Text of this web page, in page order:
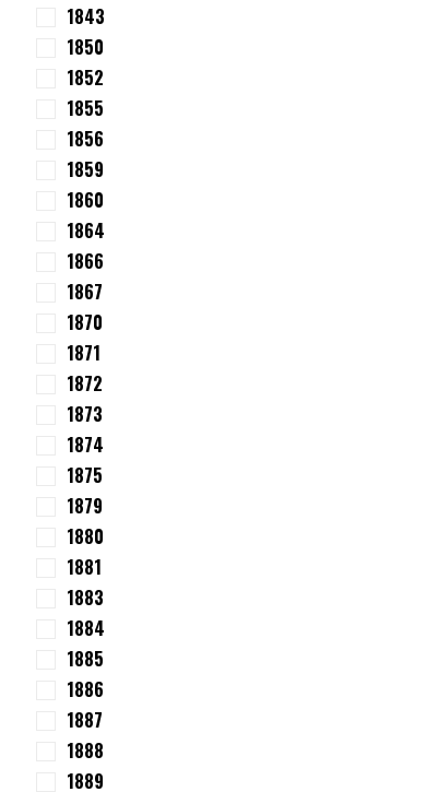
1843
1850
1852
1855
1856
1859
1860
1864
1866
1867
1870
1871
1872
1873
1874
1875
1879
1880
1881
1883
1884
1885
1886
1887
1888
1889